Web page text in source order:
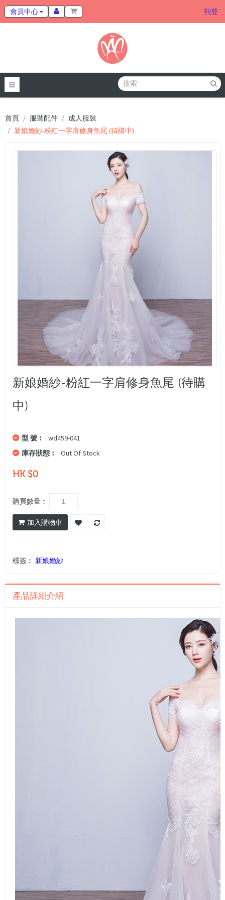
會員中心 刊登
首頁 服裝配件
成人服裝
新娘婚紗-粉紅一字肩修身魚尾 (待購中)
新娘婚紗-粉紅一字肩修身魚尾 (待購
中)
型 號︰
wd459-041
庫存狀態︰
Out Of Stock
HK $0
購買數量︰
加入購物車
標簽︰ 新娘婚紗
產品詳細介紹